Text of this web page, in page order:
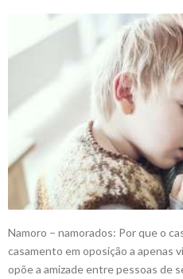
Namoro – namorados: Por que o
casamento em oposição a apenas
opõe a amizade entre pessoas de